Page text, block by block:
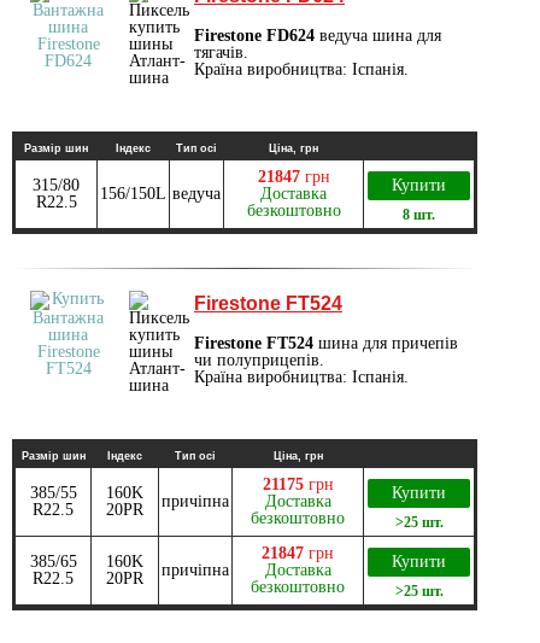
Firestone FD624 ведуча шина для
тягачів.
Країна виробництва: Іспанія.
Размір шин Індекс Тип осі Ціна, грн
315/80
R22.5
156/150L ведуча
21847 грн
Доставка
безкоштовно
Купити
8 шт.
Firestone FT524
Firestone FT524 шина для причепів
чи полуприцепів.
Країна виробництва: Іспанія.
Размір шин Індекс Тип осі Ціна, грн
385/55
R22.5
160K
20PR
причіпна
21175 грн
Доставка
безкоштовно
Купити
>25 шт.
385/65
R22.5
160K
20PR
причіпна
21847 грн
Доставка
безкоштовно
Купити
>25 шт.